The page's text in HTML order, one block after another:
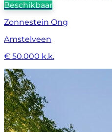
Beschikbaar
Zonnestein Ong
Amstelveen
€ 50.000 k.k.